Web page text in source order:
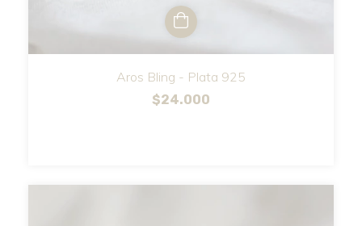
Aros Bling - Plata 925
$24.000